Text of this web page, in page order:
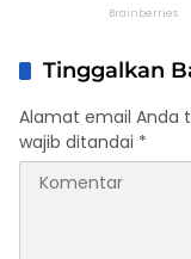
Tinggalkan
Alamat email Anda
wajib ditandai *